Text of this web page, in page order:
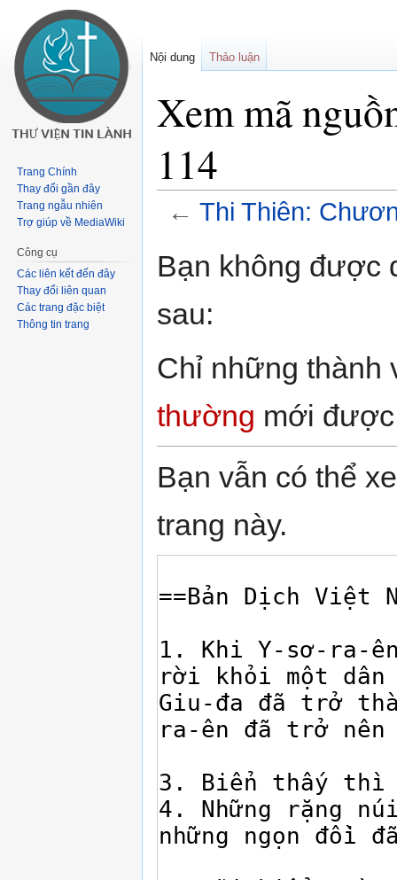
Xem mã
114
← Thi Thiên:
tưới
hướng
tới
kiếm
Bạn không được
sau:
Chỉ những thành
thường mới
Bạn vẫn có thể
trang này.
Nội dung Thảo luận
Trang Chính
Thay đổi gần đây
Trang ngẫu nhiên
Trợ giúp về MediaWiki
Công cụ
Các liên kết đến đây
Thay đổi liên quan
Các trang đặc biệt
Thông tin trang